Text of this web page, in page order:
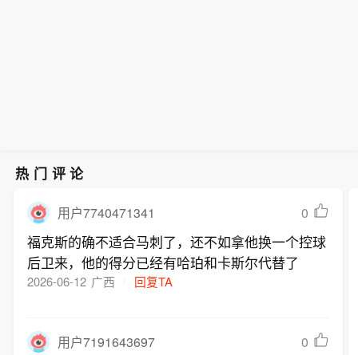
热门评论
用户7740471341 0
福克斯的确不适合马刺了，还不如拿他换一个控球
后卫来，他的得分已经有哈珀和卡斯尔代替了
2026-06-12 广西 回复TA
用户7191643697 0